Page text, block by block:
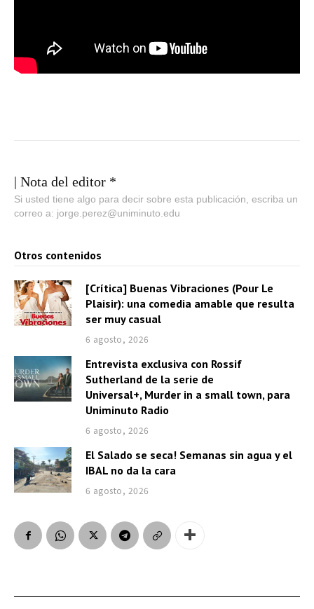
| Nota del editor *
Si usted tiene algo para decir sobre esta publicación, escriba un
correo a: jorge.perez@uniminuto.edu
Otros contenidos
[Crítica] Buenas Vibraciones (Pour Le
Plaisir): una comedia amable que resulta
ser muy casual
6 agosto, 2026
Entrevista exclusiva con Rossif
Sutherland de la serie de
Universal+, Murder in a small town, para
Uniminuto Radio
6 agosto, 2026
El Salado se seca! Semanas sin agua y el
IBAL no da la cara
6 agosto, 2026